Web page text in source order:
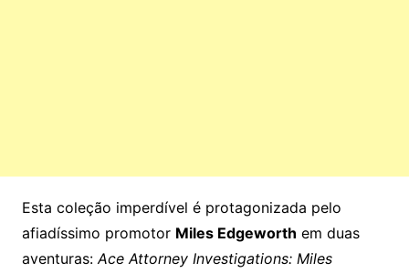
Esta coleção imperdível é protagonizada pelo
afiadíssimo promotor Miles Edgeworth em duas
aventuras: Ace Attorney Investigations: Miles